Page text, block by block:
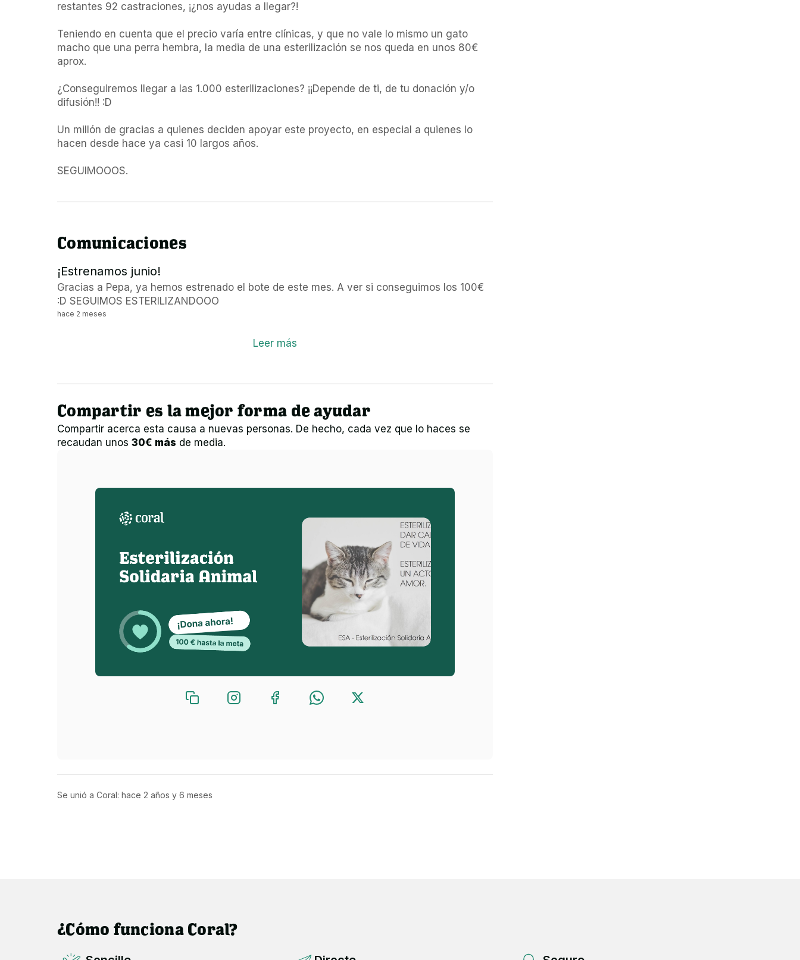
restantes 92 castraciones, ¡¿nos ayudas a llegar?!
Teniendo en cuenta que el precio varía entre clínicas, y que no vale lo mismo un gato
macho que una perra hembra, la media de una esterilización se nos queda en unos 80€
aprox.
¿Conseguiremos llegar a las 1.000 esterilizaciones? ¡¡Depende de ti, de tu donación y/o
difusión!! :D
Un millón de gracias a quienes deciden apoyar este proyecto, en especial a quienes lo
hacen desde hace ya casi 10 largos años.
SEGUIMOOOS.
Comunicaciones
¡Estrenamos junio!
Gracias a Pepa, ya hemos estrenado el bote de este mes. A ver si conseguimos los 100€
:D SEGUIMOS ESTERILIZANDOOO
hace 2 meses
Leer más
Compartir es la mejor forma de ayudar
Compartir acerca esta causa a nuevas personas. De hecho, cada vez que lo haces se
recaudan unos 30€ más de media.
Se unió a Coral: hace 2 años y 6 meses
¿Cómo funciona Coral?